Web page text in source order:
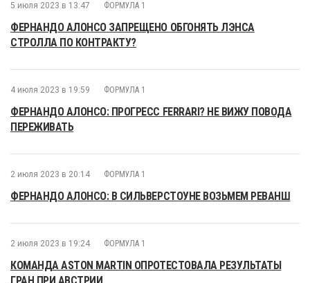
5 июля 2023 в 13:47 ФОРМУЛА 1
ФЕРНАНДО АЛОНСО ЗАПРЕЩЕНО ОБГОНЯТЬ ЛЭНСА
СТРОЛЛА ПО КОНТРАКТУ?
4 июля 2023 в 19:59 ФОРМУЛА 1
ФЕРНАНДО АЛОНСО: ПРОГРЕСС FERRARI? НЕ ВИЖУ ПОВОДА
ПЕРЕЖИВАТЬ
2 июля 2023 в 20:14 ФОРМУЛА 1
ФЕРНАНДО АЛОНСО: В СИЛЬВЕРСТОУНЕ ВОЗЬМЕМ РЕВАНШ
2 июля 2023 в 19:24 ФОРМУЛА 1
КОМАНДА ASTON MARTIN ОПРОТЕСТОВАЛА РЕЗУЛЬТАТЫ